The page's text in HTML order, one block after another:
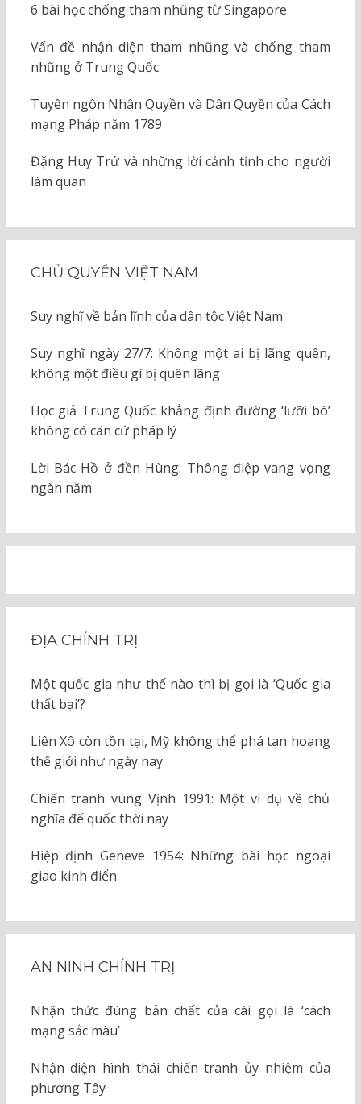
6 bài học chống tham nhũng từ Singapore
Vấn đề nhận diện tham nhũng và chống tham
nhũng ở Trung Quốc
Tuyên ngôn Nhân Quyền và Dân Quyền của Cách
mạng Pháp năm 1789
Đặng Huy Trứ và những lời cảnh tỉnh cho người
làm quan
CHỦ QUYỀN VIỆT NAM
Suy nghĩ về bản lĩnh của dân tộc Việt Nam
Suy nghĩ ngày 27/7: Không một ai bị lãng quên,
không một điều gì bị quên lãng
Học giả Trung Quốc khẳng định đường ‘lưỡi bò’
không có căn cứ pháp lý
Lời Bác Hồ ở đền Hùng: Thông điệp vang vọng
ngàn năm
ĐỊA CHÍNH TRỊ
Một quốc gia như thế nào thì bị gọi là ‘Quốc gia
thất bại’?
Liên Xô còn tồn tại, Mỹ không thể phá tan hoang
thế giới như ngày nay
Chiến tranh vùng Vịnh 1991: Một ví dụ về chủ
nghĩa đế quốc thời nay
Hiệp định Geneve 1954: Những bài học ngoại
giao kinh điển
AN NINH CHÍNH TRỊ
Nhận thức đúng bản chất của cái gọi là ‘cách
mạng sắc màu’
Nhận diện hình thái chiến tranh ủy nhiệm của
phương Tây